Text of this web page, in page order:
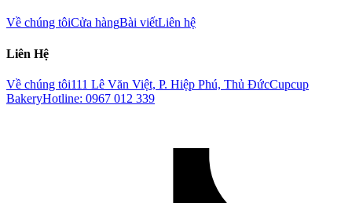
Về chúng tôiCửa hàngBài viếtLiên hệ
Liên Hệ
Về chúng tôi111 Lê Văn Việt, P. Hiệp Phú, Thủ ĐứcCupcup
BakeryHotline: 0967 012 339